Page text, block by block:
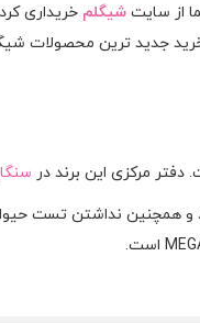
از سایت شیگلم خریداری
جدید ترین محصولات
و همچنین نداشتن تست